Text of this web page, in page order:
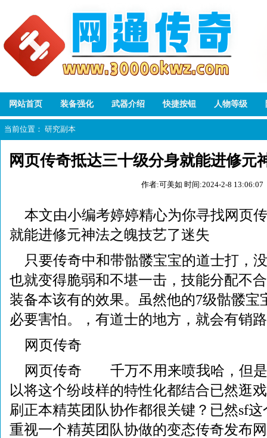
网站首页 装备强化 武器介绍 快捷按钮 人物等级
当前位置： 研究副本
网页传奇抵达三十级分身就能进修元
作者:可美如 时间:2024-2-8 13:06:07
本文由小编考婷婷精心为你寻找网页
就能进修元神法之魄技艺了迷失
只要传奇中和带骷髅宝宝的道士打，
也就变得脆弱和不堪一击，技能分配不
装备本该有的效果。虽然他的7级骷髅宝
必要害怕。，有道士的地方，就会有销
网页传奇
网页传奇 千万不用来喷我哈，但是
以将这个纷歧样的特性化都结合已然逛
刷正本精英团队协作都很关键？已然sf
重视一个精英团队协做的变态传奇发布